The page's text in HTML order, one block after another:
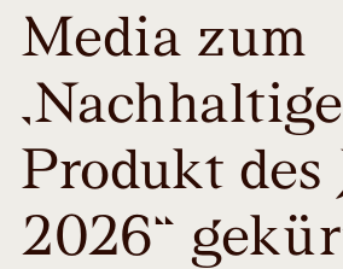
Media zum
Produkt des
2026“